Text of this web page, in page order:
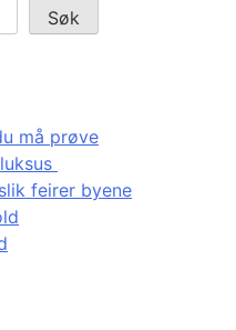
Søk
må prøve
feirer byene